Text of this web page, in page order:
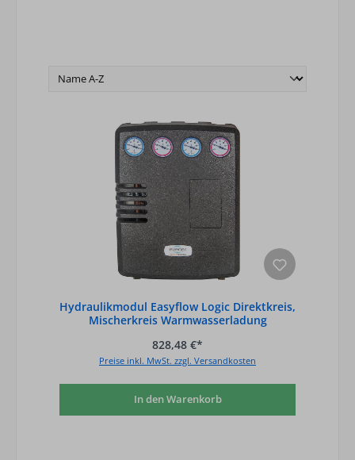
Hydraulikmodul Easyflow Logic Direktkreis,
Mischerkreis Warmwasserladung
828,48 €*
Preise inkl. MwSt. zzgl. Versandkosten
In den Warenkorb